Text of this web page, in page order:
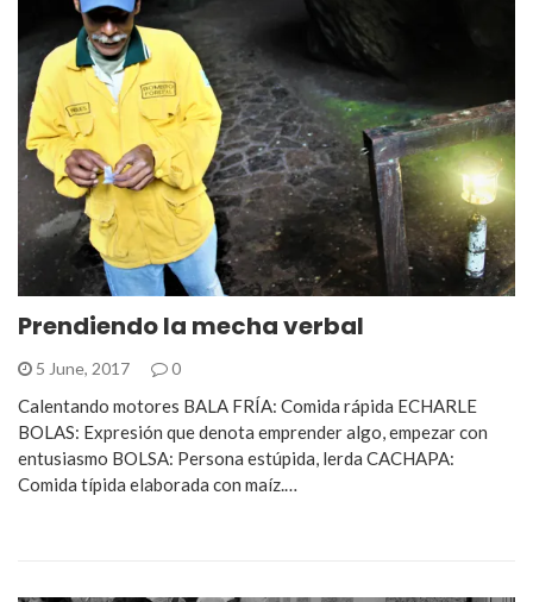
Prendiendo la mecha verbal
5 June, 2017 0
Calentando motores BALA FRÍA: Comida rápida ECHARLE
BOLAS: Expresión que denota emprender algo, empezar con
entusiasmo BOLSA: Persona estúpida, lerda CACHAPA:
Comida típida elaborada con maíz.…